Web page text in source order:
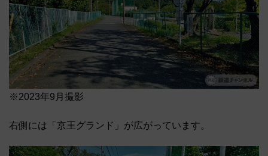
※2023年9月撮影
右側には「京王グランド」が広がっています。